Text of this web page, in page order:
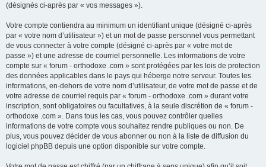
(désignés ci-après par « vos messages »).
Votre compte contiendra au minimum un identifiant unique (désigné ci-après
par « votre nom d’utilisateur ») et un mot de passe personnel vous permettant
de vous connecter à votre compte (désigné ci-après par « votre mot de
passe ») et une adresse de courriel personnelle. Les informations de votre
compte sur « forum - orthodoxe .com » sont protégées par les lois de protection
des données applicables dans le pays qui héberge notre serveur. Toutes les
informations, en-dehors de votre nom d’utilisateur, de votre mot de passe et de
votre adresse de courriel requis par « forum - orthodoxe .com » durant votre
inscription, sont obligatoires ou facultatives, à la seule discrétion de « forum -
orthodoxe .com ». Dans tous les cas, vous pouvez contrôler quelles
informations de votre compte vous souhaitez rendre publiques ou non. De
plus, vous pouvez décider de vous abonner ou non à la liste de diffusion du
logiciel phpBB depuis une option disponible sur votre compte.